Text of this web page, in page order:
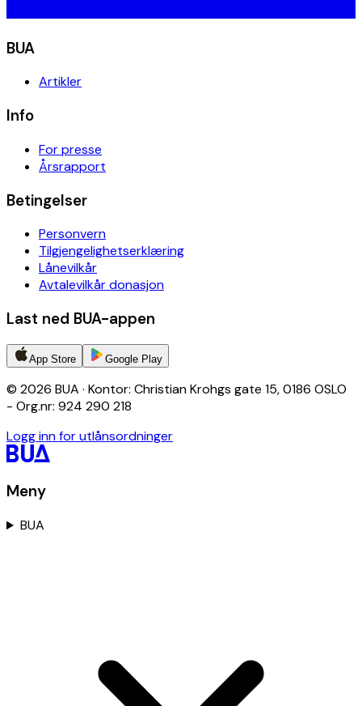
BUA
Artikler
Info
For presse
Årsrapport
Betingelser
Personvern
Tilgjengelighetserklæring
Lånevilkår
Avtalevilkår donasjon
Last ned BUA-appen
App Store Google Play
© 2026 BUA · Kontor: Christian Krohgs gate 15, 0186 OSLO
- Org.nr: 924 290 218
Logg inn for utlånsordninger
Meny
BUA